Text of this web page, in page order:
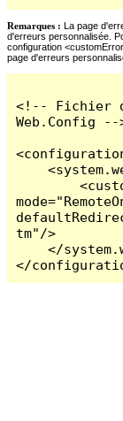
Remarques : La page
d'erreurs personnalisée.
configuration
page d'erreurs
<!-- Fichier
Web.Config --
    <system.web>
        <customErrors
tm"/>
    </system.web>
</